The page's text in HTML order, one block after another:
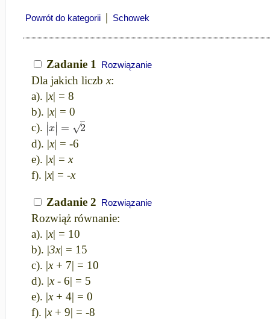
Powrót do kategorii | Schowek
Zadanie 1 Rozwiązanie
Dla jakich liczbx:
a). |x| = 8
b). |x| = 0
c). ∣∣x∣∣ = 2
√
d). |x| = -6
e). |x| = x
f). |x| = -x
Zadanie 2 Rozwiązanie
Rozwiąż równanie:
a). |x| = 10
b). |3x| = 15
c). |x+ 7| = 10
d). |x- 6| = 5
e). |x+ 4| = 0
f). |x+ 9| = -8